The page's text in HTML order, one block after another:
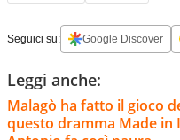
Seguici su: Google Discover
Leggi anche:
Malagò ha fatto il gioco
questo dramma Made in